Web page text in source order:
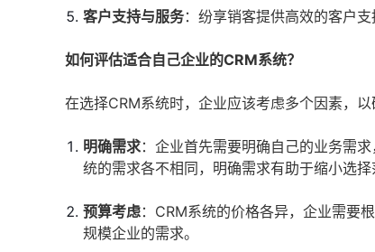
客户支持与服务：纷享销客提供高效的客户
如何评估适合自己企业的CRM系统？
在选择CRM系统时，企业应该考虑多个因素，
明确需求：企业首先需要明确自己的业务需
统的需求各不相同，明确需求有助于缩小选择
预算考虑：CRM系统的价格各异，企业需要
规模企业的需求。